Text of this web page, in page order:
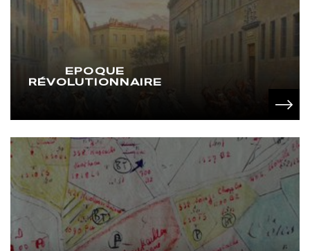
EPOQUE
RÉVOLUTIONNAIRE